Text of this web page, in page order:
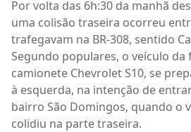
Por volta das 6h:30 da manhã
uma colisão traseira ocorreu
trafegavam na BR-308, sentido
Segundo populares, o veículo da
camionete Chevrolet S10, se
à esquerda, na intenção de
bairro São Domingos, quando o
colidiu na parte traseira.